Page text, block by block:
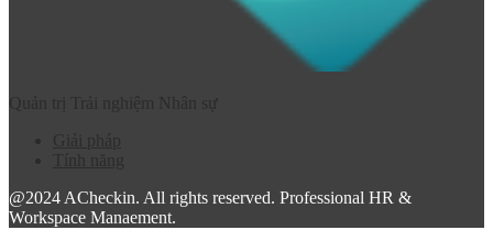
@2024 ACheckin. All rights reserved. Professional HR &
Workspace Manaement.